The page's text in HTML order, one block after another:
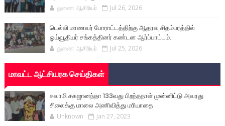
துணை ஆசிரியர் Jul 26, 2026
டெல்லி மாணவர் போராட்டத்திற்கு ஆதரவு சிதம்பரத்தில்
ஓய்வூதியர் சங்கத்தினர் கண்டன ஆர்ப்பாட்டம்..
துணை ஆசிரியர் Jul 25, 2026
மாவட்ட ஆட்சியரக செய்திகள்
சுவாமி சகஜானந்தா 133வது பிறந்தநாள் முன்னிட்டு அவரது
சிலைக்கு மாலை அணிவித்து மரியாதை
Unknown Jan 27, 2023